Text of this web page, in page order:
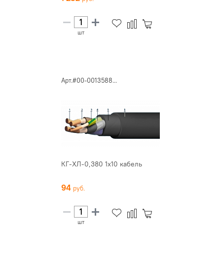
шт
Арт.#00-0013588...
КГ-ХЛ-0,380 1х10 кабель
94
шт